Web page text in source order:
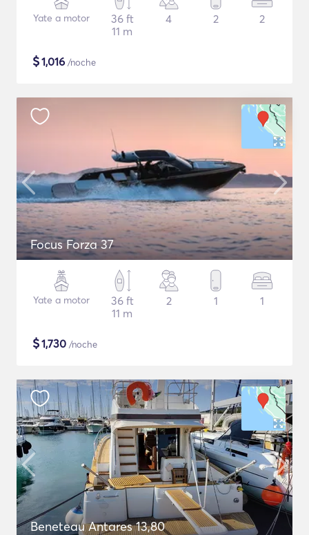
Yate a motor
36 ft
11 m
4 2 2
$1,016 /noche
Focus Forza 37
Yate a motor
36 ft
11 m
2 1 1
$1,730 /noche
Beneteau Antares 13,80